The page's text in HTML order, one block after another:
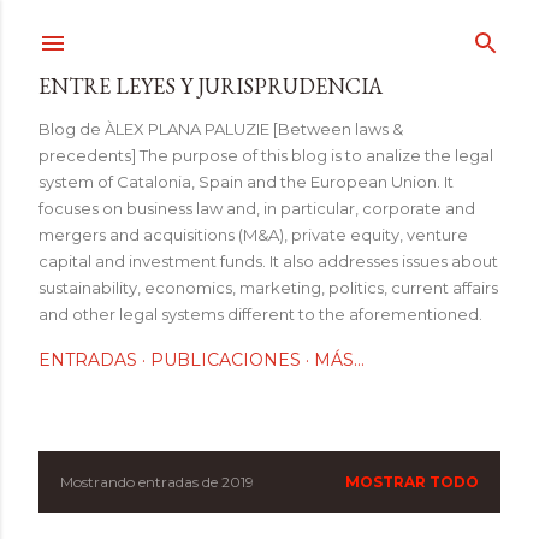
ENTRE LEYES Y JURISPRUDENCIA
Blog de ÀLEX PLANA PALUZIE [Between laws &
precedents] The purpose of this blog is to analize the legal
system of Catalonia, Spain and the European Union. It
focuses on business law and, in particular, corporate and
mergers and acquisitions (M&A), private equity, venture
capital and investment funds. It also addresses issues about
sustainability, economics, marketing, politics, current affairs
and other legal systems different to the aforementioned.
ENTRADAS PUBLICACIONES MÁS…
EMostrando entradas de 2019 MOSTRAR TODO